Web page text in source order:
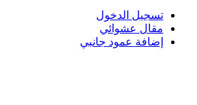
تسجيل الدخول
مقال عشوائي
إضافة عمود جانبي